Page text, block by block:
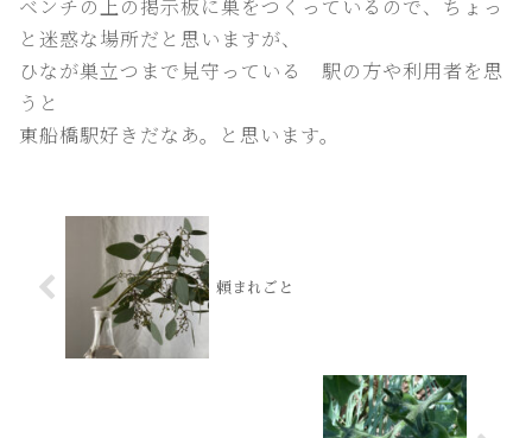
ベンチの上の掲示板に巣をつくっているので、ちょっ
と迷惑な場所だと思いますが、
ひなが巣立つまで見守っている 駅の方や利用者を思
うと
東船橋駅好きだなあ。と思います。
頼まれごと